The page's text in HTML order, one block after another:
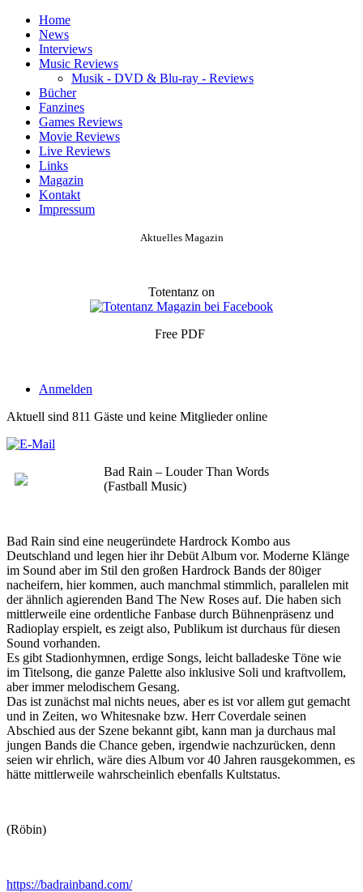
Home
News
Interviews
Music Reviews
Musik - DVD & Blu-ray - Reviews
Bücher
Fanzines
Games Reviews
Movie Reviews
Live Reviews
Links
Magazin
Kontakt
Impressum
Aktuelles Magazin
Totentanz on
Free PDF
Anmelden
Aktuell sind 811 Gäste und keine Mitglieder online
Bad Rain – Louder Than Words
(Fastball Music)
Bad Rain sind eine neugeründete Hardrock Kombo aus
Deutschland und legen hier ihr Debüt Album vor. Moderne Klänge
im Sound aber im Stil den großen Hardrock Bands der 80iger
nacheifern, hier kommen, auch manchmal stimmlich, parallelen mit
der ähnlich agierenden Band The New Roses auf. Die haben sich
mittlerweile eine ordentliche Fanbase durch Bühnenpräsenz und
Radioplay erspielt, es zeigt also, Publikum ist durchaus für diesen
Sound vorhanden.
Es gibt Stadionhymnen, erdige Songs, leicht balladeske Töne wie
im Titelsong, die ganze Palette also inklusive Soli und kraftvollem,
aber immer melodischem Gesang.
Das ist zunächst mal nichts neues, aber es ist vor allem gut gemacht
und in Zeiten, wo Whitesnake bzw. Herr Coverdale seinen
Abschied aus der Szene bekannt gibt, kann man ja durchaus mal
jungen Bands die Chance geben, irgendwie nachzurücken, denn
seien wir ehrlich, wäre dies Album vor 40 Jahren rausgekommen, es
hätte mittlerweile wahrscheinlich ebenfalls Kultstatus.
(Röbin)
https://badrainband.com/